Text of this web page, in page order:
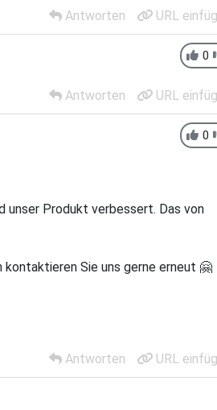
Antworten URL
0
Antworten URL
0
unser Produkt verbessert. Das von
kontaktieren Sie uns gerne erneut 🤗
Antworten
URL